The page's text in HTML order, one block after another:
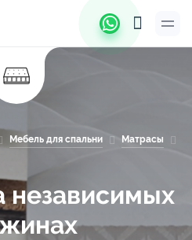
Мебель для спальни Матрасы
независимых